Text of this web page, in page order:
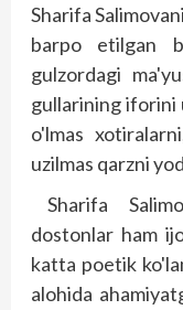
Sharifa
barpo etilgan
gulzordagi
gullarining iforini
o'lmas
uzilmas qarzni
Sharifa
dostonlar ham
katta poetik
alohida